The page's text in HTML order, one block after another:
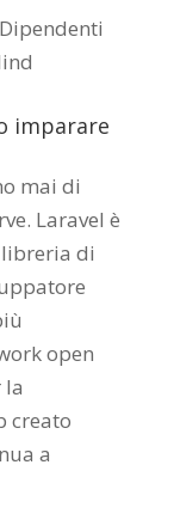
imparare
mai di
Laravel è
di
open
la
creato
a